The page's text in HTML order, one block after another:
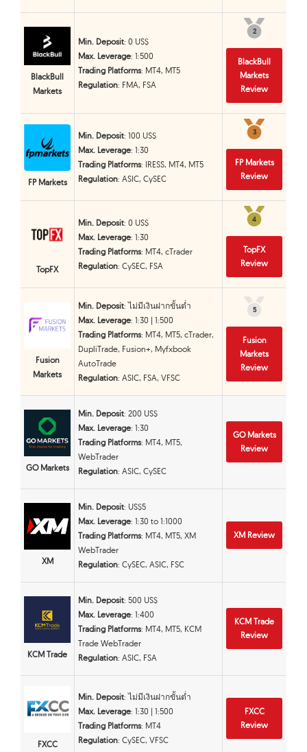
BlackBull
Markets
Min. Deposit: 0 US$
Max. Leverage: 1:500
Trading Platforms: MT4, MT5
Regulation: FMA, FSA
2
2
BlackBull
Markets
Review
FP Markets
Min. Deposit: 100 US$
Max. Leverage: 1:30
Trading Platforms: IRESS, MT4, MT5
Regulation: ASIC, CySEC
3
3
FP Markets
Review
TopFX
Min. Deposit: 0 US$
Max. Leverage: 1:30
Trading Platforms: MT4, cTrader
Regulation: CySEC, FSA
4
4
TopFX
Review
Fusion
Markets
Min. Deposit: ไม่มีเงินฝากขั้นต่ำ
Max. Leverage: 1:30 | 1:500
Trading Platforms: MT4, MT5, cTrader,
DupliTrade, Fusion+, Myfxbook
AutoTrade
Regulation: ASIC, FSA, VFSC
5
5
Fusion
Markets
Review
GO Markets
Min. Deposit: 200 US$
Max. Leverage: 1:30
Trading Platforms: MT4, MT5,
WebTrader
Regulation: ASIC, CySEC
GO Markets
Review
XM
Min. Deposit: US$5
Max. Leverage: 1:30 to 1:1000
Trading Platforms: MT4, MT5, XM
WebTrader
Regulation: CySEC, ASIC, FSC
XM Review
KCM Trade
Min. Deposit: 500 US$
Max. Leverage: 1:400
Trading Platforms: MT4, MT5, KCM
Trade WebTrader
Regulation: ASIC, FSA
KCM Trade
Review
FXCC
Min. Deposit: ไม่มีเงินฝากขั้นต่ำ
Max. Leverage: 1:30 | 1:500
Trading Platforms: MT4
Regulation: CySEC, VFSC
FXCC
Review